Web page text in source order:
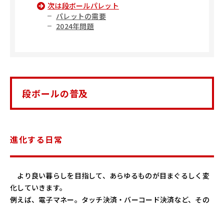
次は段ボールパレット
パレットの需要
2024年問題
段ボールの普及
進化する日常
より良い暮らしを目指して、あらゆるものが目まぐるしく変
化していきます。
例えば、電子マネー。タッチ決済・バーコード決済など、その